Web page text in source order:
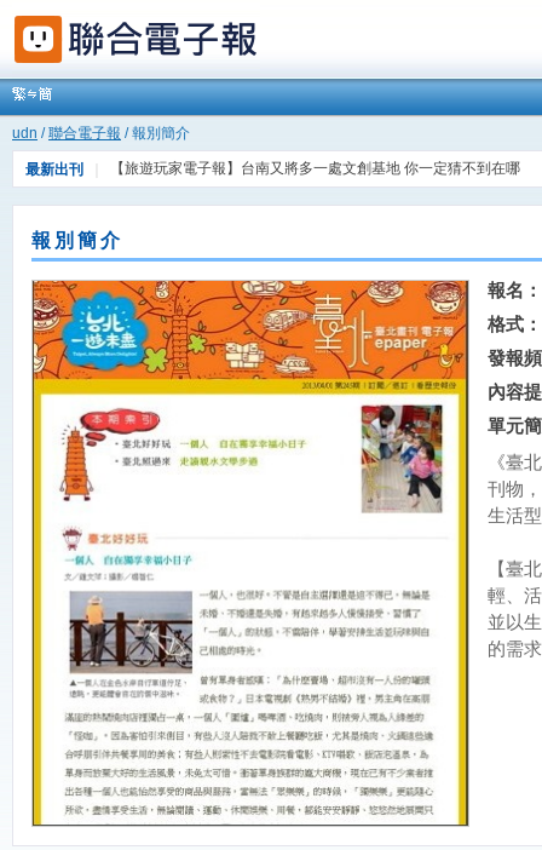
udn /聯合電子報 / 報別簡介
最新出刊 【旅遊玩家電子報】台南又將多一處文創基地 你一定猜不到在哪
報別簡介
報名
格式
發報
內容
單元
《臺
刊物
生活
【臺
輕、
並以
的需